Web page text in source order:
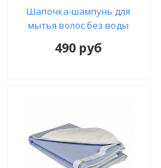
Шапочка-шампунь для
мытья волос без воды
490 руб